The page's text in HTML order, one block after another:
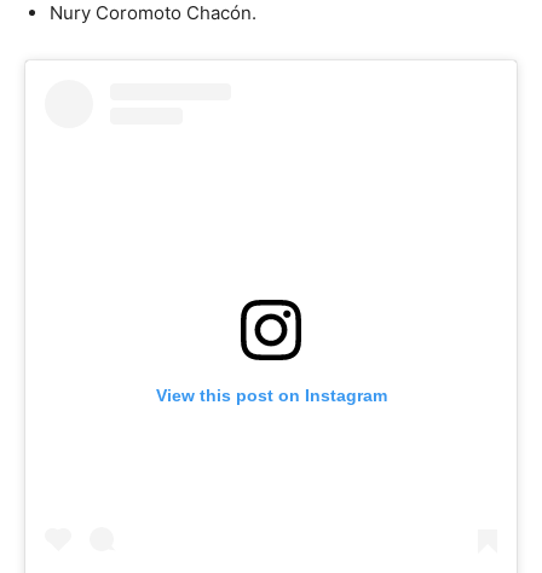
Nury Coromoto Chacón.
View this post on Instagram